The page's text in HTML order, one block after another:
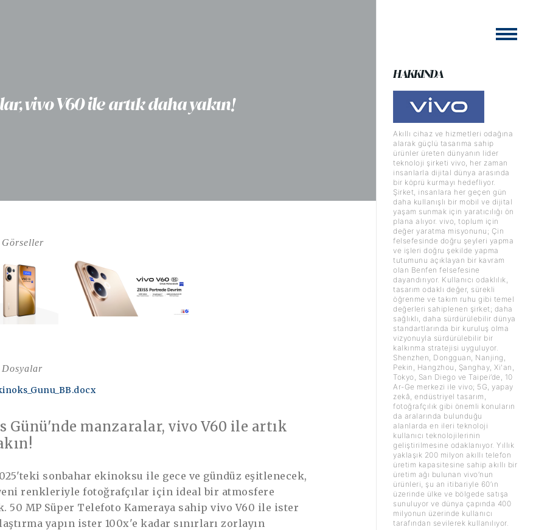
vivo V60 ile artık daha yakın!
Günü'nde manzaralar, vivo V60 ile artık
sonbahar ekinoksu ile gece ve gündüz eşitlenecek,
renkleriyle fotoğrafçılar için ideal bir atmosfere
50 MP Süper Telefoto Kameraya sahip vivo V60 ile ister
yapın ister 100x'e kadar sınırları zorlayın
HAKKINDA
Akıllı cihaz ve hizmetleri odağına
alarak güçlü tasarıma sahip
ürünler üreten dünyanın lider
teknoloji şirketi vivo, her zaman
insanlarla dijital dünya arasında
bir köprü kurmayı hedefliyor.
Şirket, insanlara her geçen gün
daha kullanışlı bir mobil ve dijital
yaşam sunmak için yaratıcılığı ön
plana alıyor. vivo, toplum için
değer yaratma misyonunu; Çin
felsefesinde doğru şeyleri yapma
ve işleri doğru şekilde yapma
tutumunu açıklayan bir kavram
olan Benfen felsefesine
dayandırıyor. Kullanıcı odaklılık,
tasarım odaklı değer, sürekli
öğrenme ve takım ruhu gibi temel
değerleri sahiplenen şirket; daha
sağlıklı, daha sürdürülebilir dünya
standartlarında bir kuruluş olma
vizyonuyla sürdürülebilir bir
kalkınma stratejisi uyguluyor.
Shenzhen, Dongguan, Nanjing,
Pekin, Hangzhou, Şanghay, Xi'an,
Tokyo, San Diego ve Taipei’de, 10
Ar-Ge merkezi ile vivo; 5G, yapay
zekâ, endüstriyel tasarım,
fotoğrafçılık gibi önemli konuların
da aralarında bulunduğu
alanlarda en ileri teknoloji
kullanıcı teknolojilerinin
geliştirilmesine odaklanıyor. Yıllık
yaklaşık 200 milyon akıllı telefon
üretim kapasitesine sahip akıllı bir
üretim ağı bulunan vivo’nun
ürünleri, şu an itibariyle 60’ın
üzerinde ülke ve bölgede satışa
sunuluyor ve dünya çapında 400
milyonun üzerinde kullanıcı
tarafından sevilerek kullanılıyor.